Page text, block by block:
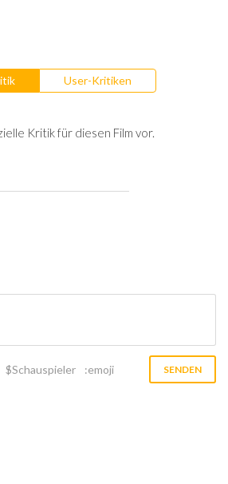
User-Kritiken
Kritik für diesen Film vor.
$Schauspieler :emoji